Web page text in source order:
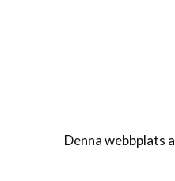
Denna webbplats